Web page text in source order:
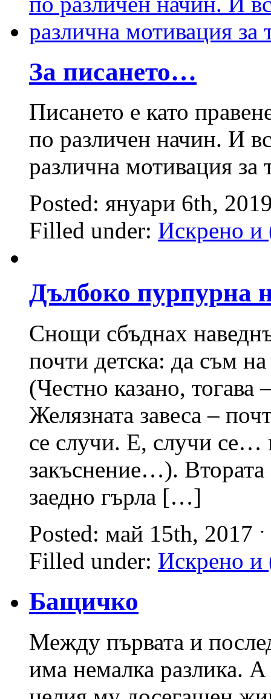
За писането…
Писането е като
по различен начин. И
различна мотивация за
Posted: януари 6th,
Filled under: Искрено и
Дълбоко пурпурна
Снощи сбъднах
почти детска: да съм
(Честно казано, тогава
Желязната завеса –
се случи. Е, случи се…
закъснение…).
заедно гърла […]
Posted: май 15th, 2017
Filled under: Искрено и
Бащичко
Между първата и
има немалка разлика.